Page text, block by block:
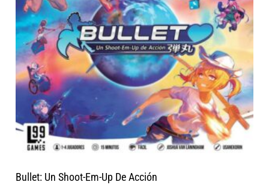
Bullet: Un Shoot-Em-Up De Acción